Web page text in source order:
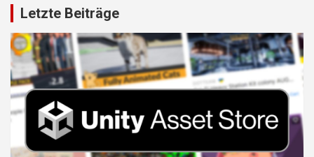
Letzte Beiträge